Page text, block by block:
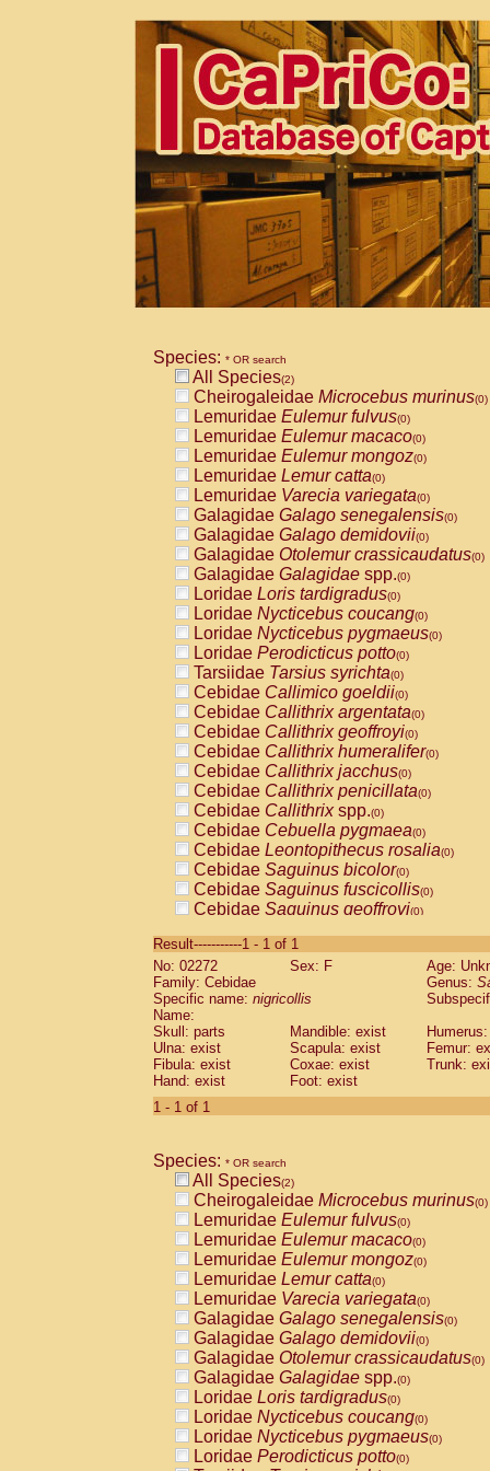
Species: * OR search
All Species(2)
Cheirogaleidae Microcebus murinus(0)
Lemuridae Eulemur fulvus(0)
Lemuridae Eulemur macaco(0)
Lemuridae Eulemur mongoz(0)
Lemuridae Lemur catta(0)
Lemuridae Varecia variegata(0)
Galagidae Galago senegalensis(0)
Galagidae Galago demidovii(0)
Galagidae Otolemur crassicaudatus(0)
Galagidae Galagidae spp.(0)
Loridae Loris tardigradus(0)
Loridae Nycticebus coucang(0)
Loridae Nycticebus pygmaeus(0)
Loridae Perodicticus potto(0)
Tarsiidae Tarsius syrichta(0)
Cebidae Callimico goeldii(0)
Cebidae Callithrix argentata(0)
Cebidae Callithrix geoffroyi(0)
Cebidae Callithrix humeralifer(0)
Cebidae Callithrix jacchus(0)
Cebidae Callithrix penicillata(0)
Cebidae Callithrixspp.(0)
Cebidae Cebuella pygmaea(0)
Cebidae Leontopithecus rosalia(0)
Cebidae Saguinus bicolor(0)
Cebidae Saguinus fuscicollis(0)
Cebidae Saguinus geoffroyi(0)
CebidaeSaguinus labiatus(0)
Cebidae Saguinus leucopus (0)
Cebidae
CebidaeSaguinus mystax
Cebidae Saguinus nigricollis (1)
Cebidae Saguinus oedipus
Cebidae Saguinus weddelli
Cebidae Saguinusspp.
Cebidae
CebidaeCebus capucinus
CebidaeCebus nigrivittatus
CebidaeCebus spp.(0)
CebidaeSaimiri boliviensis(0)
CebidaeSaimiri sciureus(0)
AtelidaeAlouatta caraya(0)
AtelidaeAlouatta fusca(0)
AtelidaeAlouatta seniculus(0)
AtelidaeAlouattaspp.(0)
AtelidaeAteles belzebuth(0)
AtelidaeAteles geoffroyi(0)
AtelidaeAteles paniscus(0)
AtelidaeAtelesspp.(0)
AtelidaeLagothrix lagothricha(0)
AtelidaeLagothrix lagothricha cana
PitheciidaeCacajao calvus
Result-----------1 - 1 of 1
No: 02272
Sex: F
Age:
Family: Cebidae
Genus:
Specific name: nigricollis
Name:
Skull: parts
Mandible: exist
Ulna: exist
Scapula: exist
Femur:
Fibula: exist
Coxae: exist
Trunk:
Hand: exist
Foot: exist
1 - 1 of 1
Species: * OR search
All Species(2)
Cheirogaleidae Microcebus murinus(0)
Lemuridae Eulemur fulvus(0)
Lemuridae Eulemur macaco(0)
Lemuridae Eulemur mongoz(0)
Lemuridae Lemur catta(0)
Lemuridae Varecia variegata(0)
Galagidae Galago senegalensis(0)
Galagidae Galago demidovii(0)
Galagidae Otolemur crassicaudatus(0)
Galagidae Galagidae spp.(0)
Loridae Loris tardigradus(0)
Loridae Nycticebus coucang(0)
Loridae Nycticebus pygmaeus(0)
Loridae Perodicticus potto(0)